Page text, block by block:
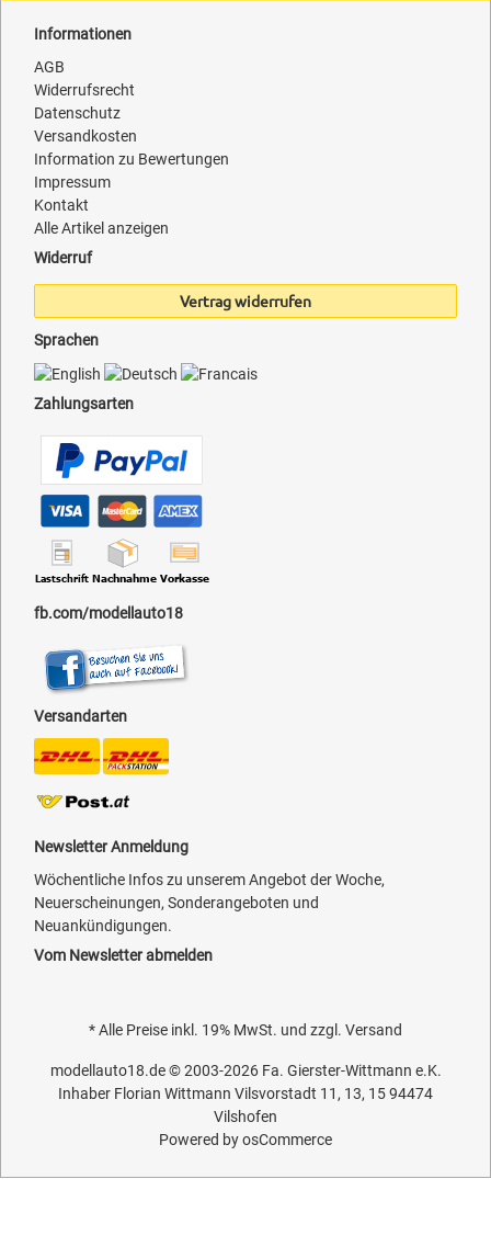
Informationen
AGB
Widerrufsrecht
Datenschutz
Versandkosten
Information zu Bewertungen
Impressum
Kontakt
Alle Artikel anzeigen
Widerruf
Vertrag widerrufen
Sprachen
Zahlungsarten
fb.com/modellauto18
Versandarten
Newsletter Anmeldung
Wöchentliche Infos zu unserem Angebot der Woche,
Neuerscheinungen, Sonderangeboten und
Neuankündigungen.
Vom Newsletter abmelden
* Alle Preise inkl. 19% MwSt. und zzgl. Versand
modellauto18.de© 2003-2026 Fa. Gierster-Wittmann e.K.
Inhaber Florian Wittmann Vilsvorstadt 11, 13, 15 94474
Vilshofen
Powered byosCommerce